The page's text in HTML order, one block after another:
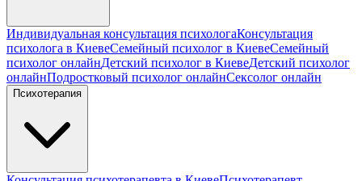
Индивидуальная консультация психологаКонсультация
психолога в КиевеСемейный психолог в КиевеСемейный
психолог онлайнДетский психолог в КиевеДетский психолог
онлайнПодростковый психолог онлайнСексолог онлайн
Психотерапия